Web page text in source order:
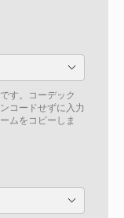
す。コーデック
コードせずに入力
ムをコピーしま